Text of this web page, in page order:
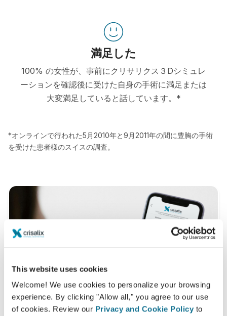
This website uses cookies
Welcome! We use cookies to personalize your browsing
experience. By clicking "Allow all," you agree to our use
of cookies. Review our Privacy and Cookie Policy to
満足した
100% の女性が、事前にクリサリクス３Dシミュレ
ーションを確認後に受けた自身の手術に満足または
大変満足していると話しています。*
*オンラインで行われた5月2010年と9月2011年の間に豊胸の手術
を受けた患者様のスイスの調査。